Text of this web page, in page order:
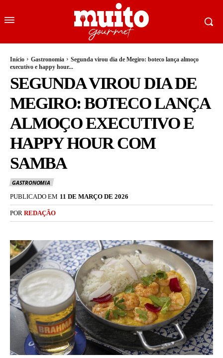
Início Gastronomia
Segunda virou dia de Megiro: boteco lança almoço
executivo e happy hour...
SEGUNDA VIROU DIA DE
MEGIRO: BOTECO LANÇA
ALMOÇO EXECUTIVO E
HAPPY HOUR COM
SAMBA
GASTRONOMIA
PUBLICADO EM 11 DE MARÇO DE 2026
POR REDAÇÃO